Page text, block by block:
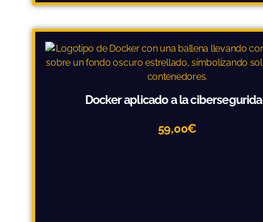
Docker aplicado a la
59,00€